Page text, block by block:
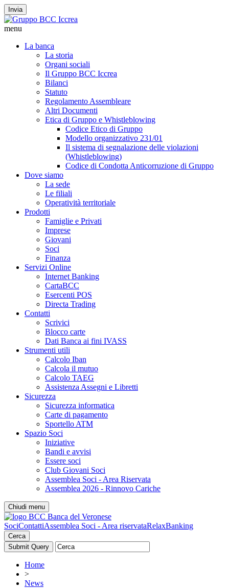
Invia
menu
La banca
La storia
Organi sociali
Il Gruppo BCC Iccrea
Bilanci
Statuto
Regolamento Assembleare
Altri Documenti
Etica di Gruppo e Whistleblowing
Codice Etico di Gruppo
Modello organizzativo 231/01
Il sistema di segnalazione delle violazioni
(Whistleblowing)
Codice di Condotta Anticorruzione di Gruppo
Dove siamo
La sede
Le filiali
Operatività territoriale
Prodotti
Famiglie e Privati
Imprese
Giovani
Soci
Finanza
Servizi Online
Internet Banking
CartaBCC
Esercenti POS
Directa Trading
Contatti
Scrivici
Blocco carte
Dati Banca ai fini IVASS
Strumenti utili
Calcolo Iban
Calcola il mutuo
Calcolo TAEG
Assistenza Assegni e Libretti
Sicurezza
Sicurezza informatica
Carte di pagamento
Sportello ATM
Spazio Soci
Iniziative
Bandi e avvisi
Essere soci
Club Giovani Soci
Assemblea Soci - Area Riservata
Assemblea 2026 - Rinnovo Cariche
Chiudi menu
SociContattiAssemblea Soci - Area riservataRelaxBanking
Cerca
Home
>
News